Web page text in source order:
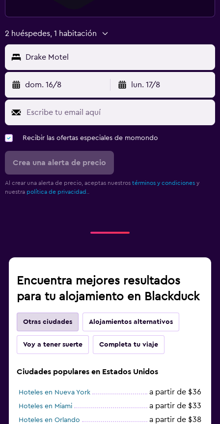
2 huéspedes, 1 habitación
Drake Motel
dom. 16/8 lun. 17/8
Recibir las ofertas especiales de momondo
Crea una alerta de precio
Al crear una alerta de precio, aceptas nuestros términos y condiciones y
nuestra política de privacidad.
Encuentra mejores resultados
para tu alojamiento en Blackduck
Otras ciudades Alojamientos alternativos
Voy a tener suerte Completa tu viaje
Ciudades populares en Estados Unidos
Hoteles en Nueva York a partir de $36
Hoteles en Miami a partir de $33
Hoteles en Orlando a partir de $38